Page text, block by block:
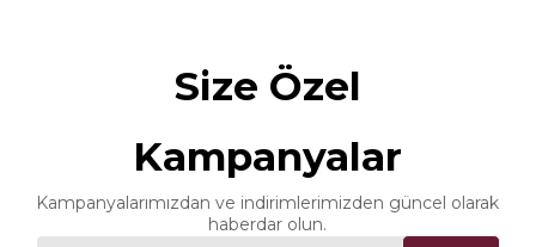
Size Özel
Kampanyalar
Kampanyalarımızdan ve indirimlerimizden güncel olarak
haberdar olun.